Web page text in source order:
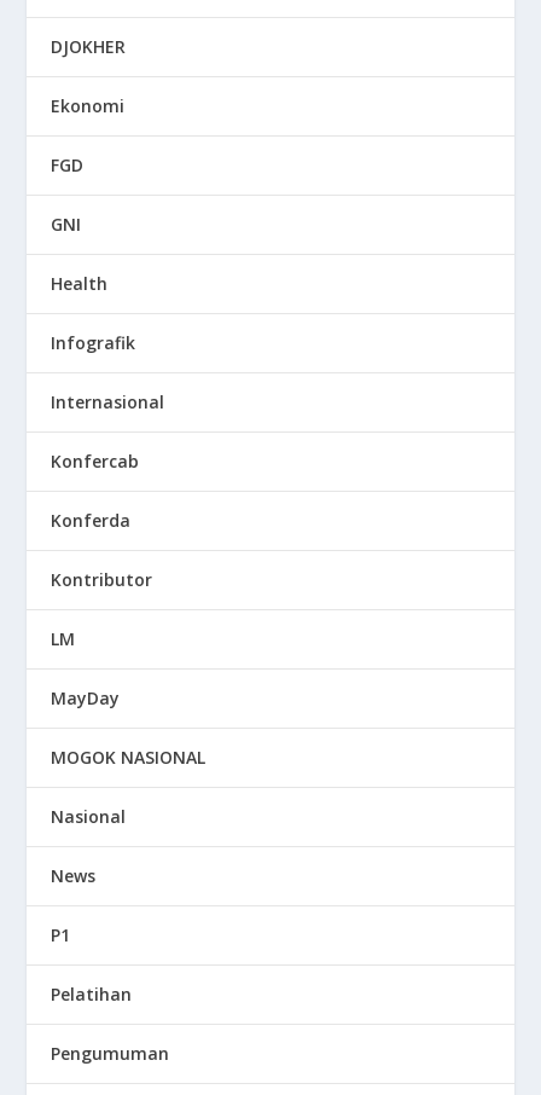
DJOKHER
Ekonomi
FGD
GNI
Health
Infografik
Internasional
Konfercab
Konferda
Kontributor
LM
MayDay
MOGOK NASIONAL
Nasional
News
P1
Pelatihan
Pengumuman